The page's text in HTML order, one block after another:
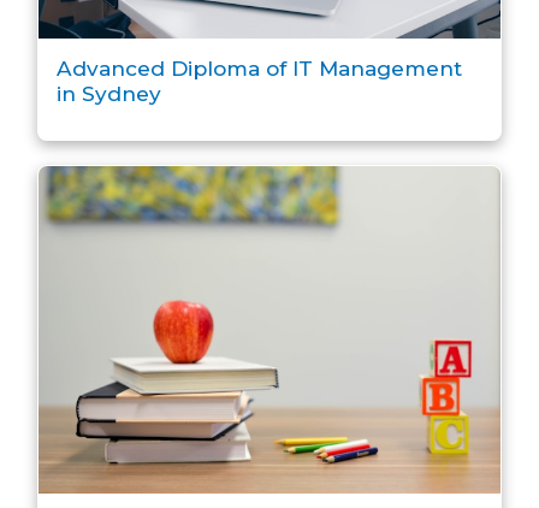
Advanced Diploma of IT Management
in Sydney